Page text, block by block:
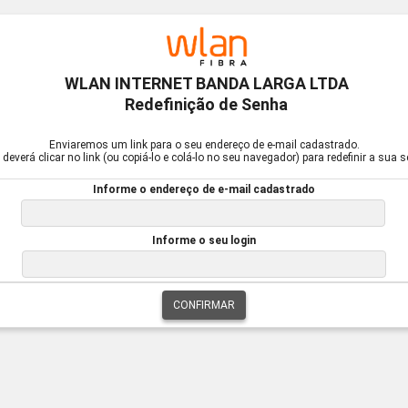
WLAN INTERNET BANDA LARGA LTDA
Redefinição de Senha
Enviaremos um link para o seu endereço de e-mail cadastrado.
deverá clicar no link (ou copiá-lo e colá-lo no seu navegador) para redefinir a sua
Informe o endereço de e-mail cadastrado
Informe o seu login
CONFIRMAR